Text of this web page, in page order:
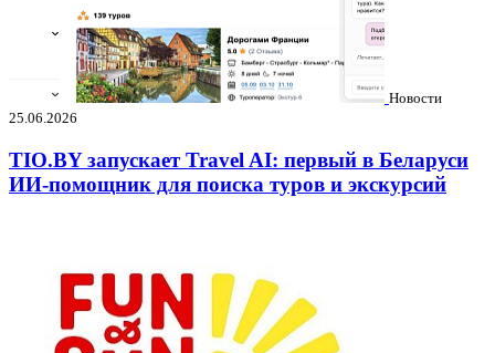
Новости
25.06.2026
TIO.BY запускает Travel AI: первый в Беларуси
ИИ-помощник для поиска туров и экскурсий